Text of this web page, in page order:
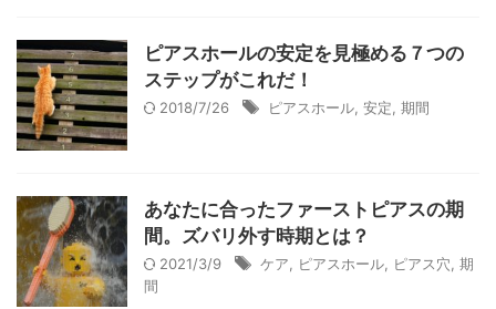
ピアスホールの安定を見極める７つの
ステップがこれだ！
2018/7/26 ピアスホール 安定 期間
あなたに合ったファーストピアスの期
間。ズバリ外す時期とは？
2021/3/9 ケア ピアスホール ピアス穴 期
間